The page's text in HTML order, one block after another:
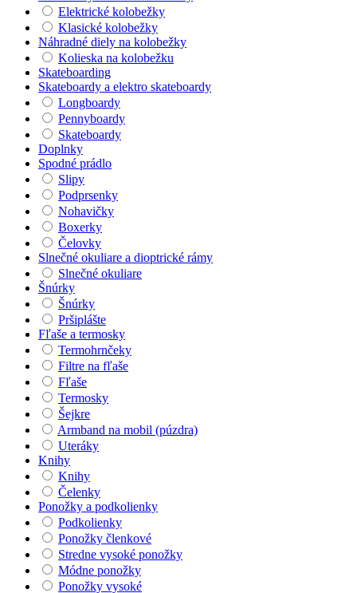
Elektrické kolobežky
Klasické kolobežky
Náhradné diely na kolobežky
Kolieska na kolobežku
Skateboarding
Skateboardy a elektro skateboardy
Longboardy
Pennyboardy
Skateboardy
Doplnky
Spodné prádlo
Slipy
Podprsenky
Nohavičky
Boxerky
Čelovky
Slnečné okuliare a dioptrické rámy
Slnečné okuliare
Šnúrky
Šnúrky
Pršiplášte
Fľaše a termosky
Termohrnčeky
Filtre na fľaše
Fľaše
Termosky
Šejkre
Armband na mobil (púzdra)
Uteráky
Knihy
Knihy
Čelenky
Ponožky a podkolienky
Podkolienky
Ponožky členkové
Stredne vysoké ponožky
Módne ponožky
Ponožky vysoké